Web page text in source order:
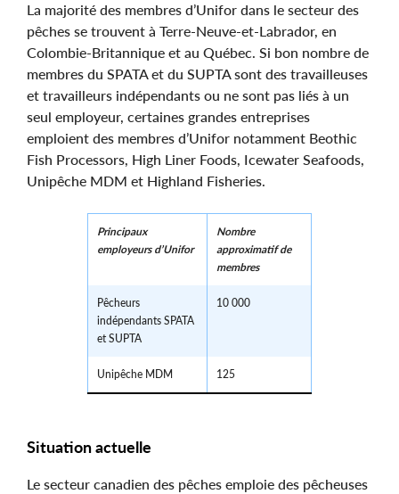
La majorité des membres d’Unifor dans le secteur des
pêches se trouvent à Terre-Neuve-et-Labrador, en
Colombie-Britannique et au Québec. Si bon nombre de
membres du SPATA et du SUPTA sont des travailleuses
et travailleurs indépendants ou ne sont pas liés à un
seul employeur, certaines grandes entreprises
emploient des membres d’Unifor notamment Beothic
Fish Processors, High Liner Foods, Icewater Seafoods,
Unipêche MDM et Highland Fisheries.
Principaux
employeurs d’Unifor
Nombre
approximatif de
membres
Pêcheurs
indépendants SPATA
et SUPTA
10 000
Unipêche MDM 125
Situation actuelle
Le secteur canadien des pêches emploie des pêcheuses